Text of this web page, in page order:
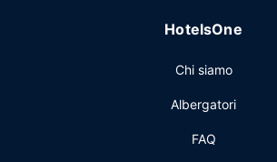
HotelsOne
Chi siamo
Albergatori
FAQ